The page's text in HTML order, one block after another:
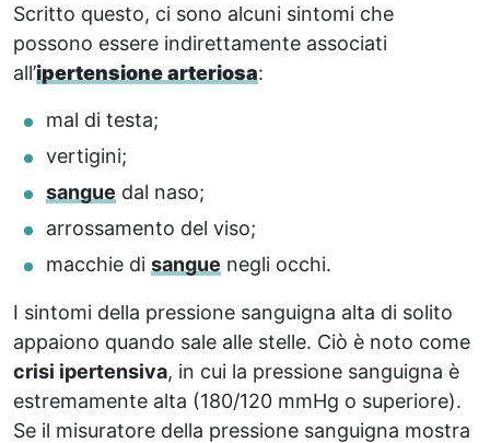
Scritto questo, ci sono alcuni sintomi che
possono essere indirettamente associati
all’ipertensione arteriosa:
mal di testa;
vertigini;
sangue dal naso;
arrossamento del viso;
macchie di sangue negli occhi.
I sintomi della pressione sanguigna alta di solito
appaiono quando sale alle stelle. Ciò è noto come
crisi ipertensiva, in cui la pressione sanguigna è
estremamente alta (180/120 mmHg o superiore).
Se il misuratore della pressione sanguigna mostra